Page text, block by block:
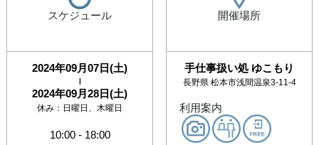
スケジュール
2024年09月07日(土)
|
2024年09月28日(土)
休み： 日曜日、木曜日
10:00- 18:00
開催場所
手仕事扱い処 ゆこもり
長野県 松本市浅間温泉3-11-4
利用案内